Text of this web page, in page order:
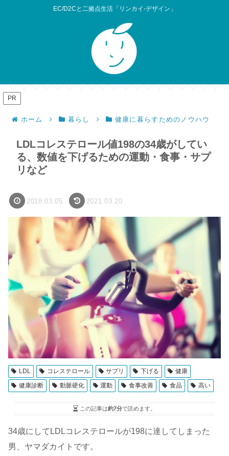
EC/D2Cと二拠点生活「リンカイ-デザイン」
PR
ホーム 暮らし 健康に暮らすためのノウハウ
LDLコレステロール値198の34歳がしてい
る、数値を下げるための運動・食事・サプ
リなど
2018.03.05 2021.03.20
LDL コレステロール サプリ 下げる
健康
健康診断
動脈硬化 運動 食事改善 食品 高い
この記事は約7分で読めます。
34歳にしてLDLコレステロールが198に達してしまった
男、ヤマダカイトです。